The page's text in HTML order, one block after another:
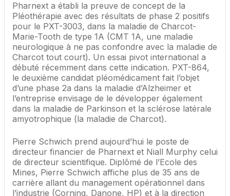
Pharnext a établi la preuve de concept de la
Pléothérapie avec des résultats de phase 2 positifs
pour le PXT-3003, dans la maladie de Charcot-
Marie-Tooth de type 1A (CMT 1A, une maladie
neurologique à ne pas confondre avec la maladie de
Charcot tout court). Un essai pivot international a
débuté récemment dans cette indication. PXT-864,
le deuxième candidat pléomédicament fait l’objet
d’une phase 2a dans la maladie d’Alzheimer et
l’entreprise envisage de le développer également
dans la maladie de Parkinson et la sclérose latérale
amyotrophique (la maladie de Charcot).
Pierre Schwich prend aujourd’hui le poste de
directeur financier de Pharnext et Niall Murphy celui
de directeur scientifique. Diplômé de l’Ecole des
Mines, Pierre Schwich affiche plus de 35 ans de
carrière allant du management opérationnel dans
l’industrie (Corning, Danone, HP) et à la direction